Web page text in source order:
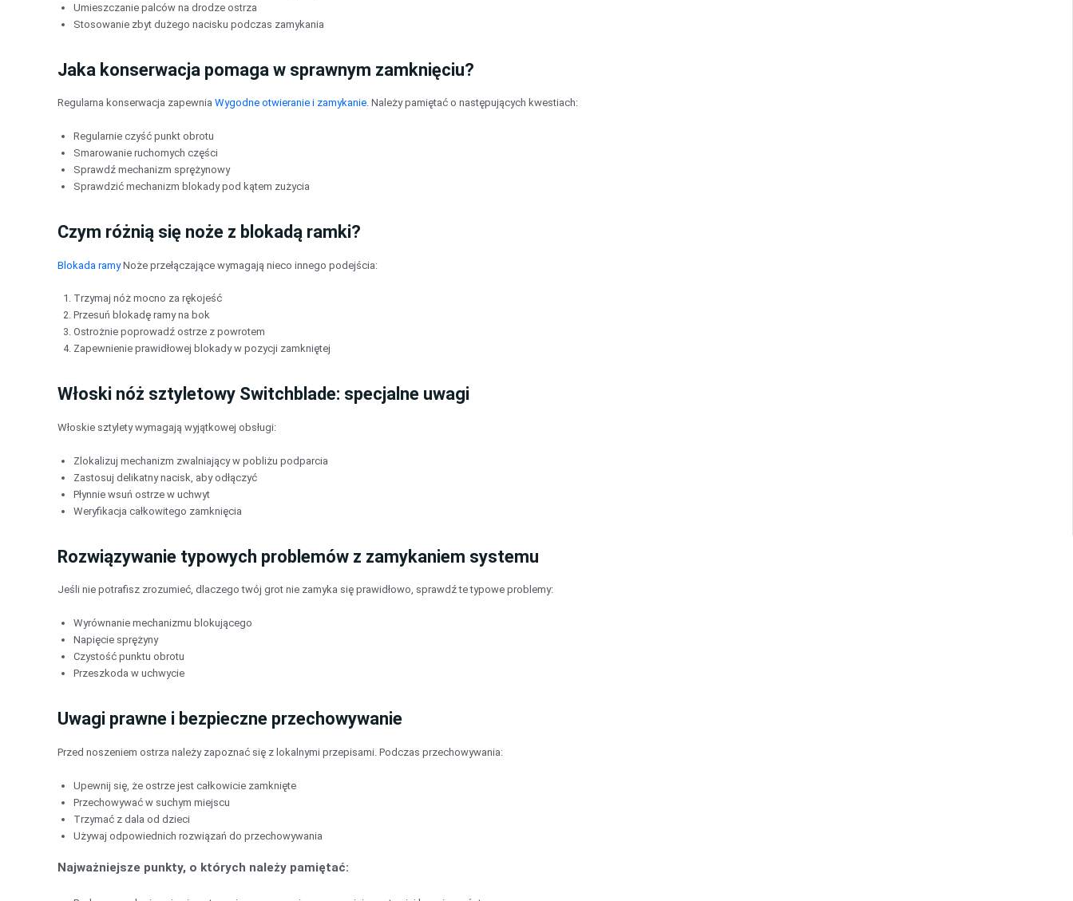
Umieszczanie palców na drodze ostrza
Stosowanie zbyt dużego nacisku podczas zamykania
Jaka konserwacja pomaga w sprawnym zamknięciu?
Regularna konserwacja zapewnia Wygodne otwieranie i zamykanie. Należy pamiętać o następujących kwestiach:
Regularnie czyść punkt obrotu
Smarowanie ruchomych części
Sprawdź mechanizm sprężynowy
Sprawdzić mechanizm blokady pod kątem zużycia
Czym różnią się noże z blokadą ramki?
Blokada ramyNoże przełączające wymagają nieco innego podejścia:
Trzymaj nóż mocno za rękojeść
Przesuń blokadę ramy na bok
Ostrożnie poprowadź ostrze z powrotem
Zapewnienie prawidłowej blokady w pozycji zamkniętej
Włoski nóż sztyletowy Switchblade: specjalne uwagi
Włoskie sztylety wymagają wyjątkowej obsługi:
Zlokalizuj mechanizm zwalniający w pobliżu podparcia
Zastosuj delikatny nacisk, aby odłączyć
Płynnie wsuń ostrze w uchwyt
Weryfikacja całkowitego zamknięcia
Rozwiązywanie typowych problemów z zamykaniem systemu
Jeśli nie potrafisz zrozumieć, dlaczego twój grot nie zamyka się prawidłowo, sprawdź te typowe problemy:
Wyrównanie mechanizmu blokującego
Napięcie sprężyny
Czystość punktu obrotu
Przeszkoda w uchwycie
Uwagi prawne i bezpieczne przechowywanie
Przed noszeniem ostrza należy zapoznać się z lokalnymi przepisami. Podczas przechowywania:
Upewnij się, że ostrze jest całkowicie zamknięte
Przechowywać w suchym miejscu
Trzymać z dala od dzieci
Używaj odpowiednich rozwiązań do przechowywania
Najważniejsze punkty, o których należy pamiętać: